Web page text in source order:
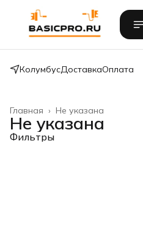
КолумбусДоставкаОплата
Не указана
Главная ›
Не указана
Фильтры